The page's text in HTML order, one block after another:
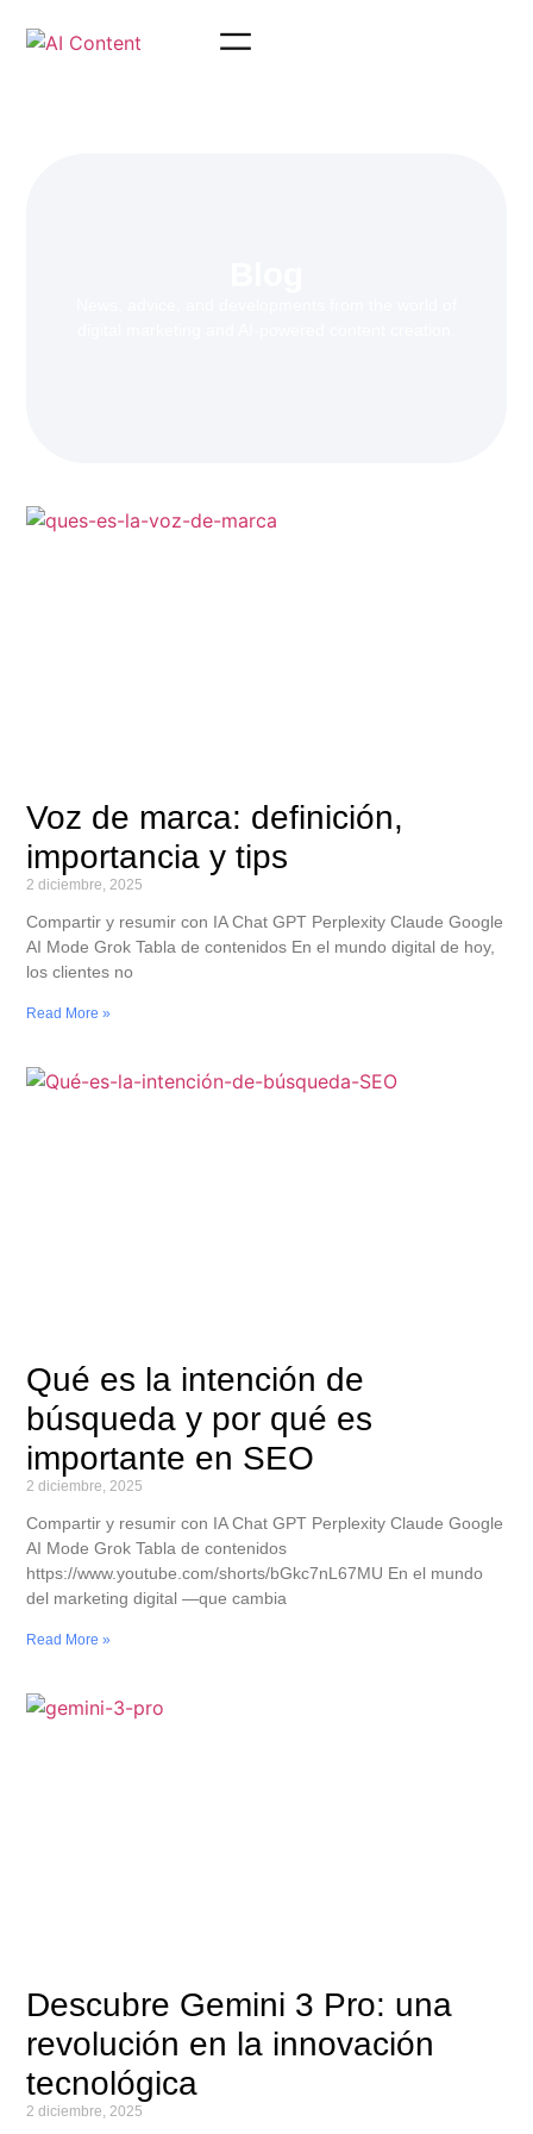
Voz de marca: definición,
importancia y tips
2 diciembre, 2025
Compartir y resumir con IA Chat GPT Perplexity Claude Google
AI Mode Grok Tabla de contenidos En el mundo digital de hoy,
los clientes no
Read More »
Qué es la intención de
búsqueda y por qué es
importante en SEO
2 diciembre, 2025
Compartir y resumir con IA Chat GPT Perplexity Claude Google
AI Mode Grok Tabla de contenidos
https://www.youtube.com/shorts/bGkc7nL67MU En el mundo
del marketing digital —que cambia
Read More »
Descubre Gemini 3 Pro: una
revolución en la innovación
tecnológica
2 diciembre, 2025